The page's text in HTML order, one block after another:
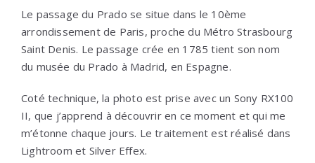
Le passage du Prado se situe dans le 10ème
arrondissement de Paris, proche du Métro Strasbourg
Saint Denis. Le passage crée en 1785 tient son nom
du musée du Prado à Madrid, en Espagne.
Coté technique, la photo est prise avec un Sony RX100
II, que j’apprend à découvrir en ce moment et qui me
m’étonne chaque jours. Le traitement est réalisé dans
Lightroom et Silver Effex.